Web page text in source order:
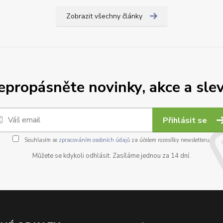
Zobrazit všechny články
novinky, akce a
Přihlásit se
Souhlasím se zpracováním osobních údajůza účelem rozesílky newsletteru.
Můžete se kdykoli odhlásit. Zasíláme jednou za 14 dní.